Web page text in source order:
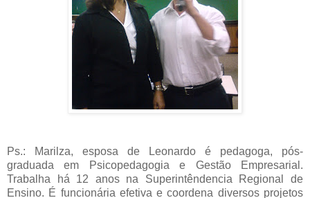
Ps.: Marilza, esposa de Leonardo é pedagoga, pós-
graduada em Psicopedagogiae Gestão Empresarial .
Trabalha há 12 anos na SuperintêndenciaRegional de
Ensino. É funcionária efetivae coordena diversos projetos